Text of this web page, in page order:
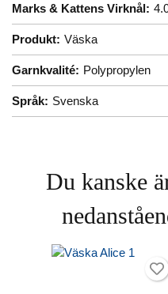
Marks & Kattens Virknål:
Produkt: Väska
Garnkvalité: Polypropylen
Språk: Svenska
Du kanske